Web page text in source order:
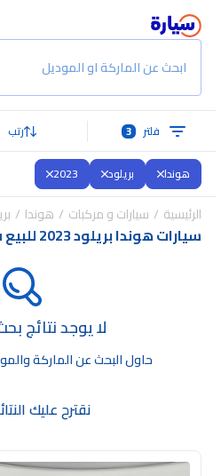
ابحث عن الماركة او الموديل
فلتر 3 رتب
هوندا بريلود 2023
الرئيسية سيارات و مركبات هوندا
سيارات هوندا بريلود 2023 للبيع في السعودية
لا يوجد نتائج
حاول البحث عن الماركة
نقترح عليك